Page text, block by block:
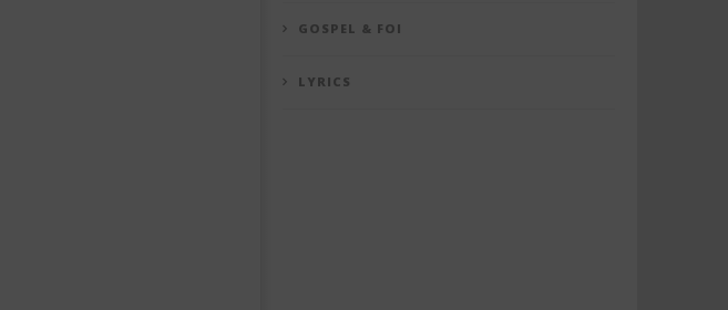
GOSPEL & FOI
LYRICS